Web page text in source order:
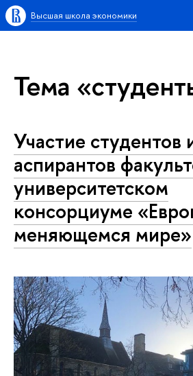
Высшая школа экономики
Тема
Участие студентов
аспирантов
университетском
консорциуме
меняющемся мире»